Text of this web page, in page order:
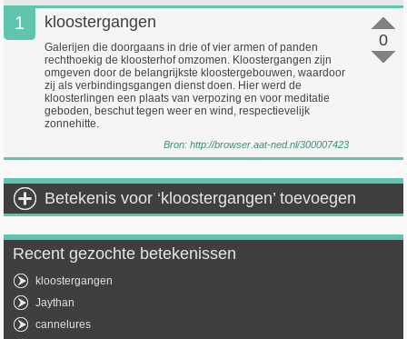
1
0
kloostergangen
Galerijen die doorgaans in drie of vier armen of panden
rechthoekig de kloosterhof omzomen. Kloostergangen zijn
omgeven door de belangrijkste kloostergebouwen, waardoor
zij als verbindingsgangen dienst doen. Hier werd de
kloosterlingen een plaats van verpozing en voor meditatie
geboden, beschut tegen weer en wind, respectievelijk
zonnehitte.
Bron: http://browser.aat-ned.nl/300007423
Betekenis voor ‘kloostergangen’ toevoegen
Recent gezochte betekenissen
kloostergangen
Jaythan
cannelures